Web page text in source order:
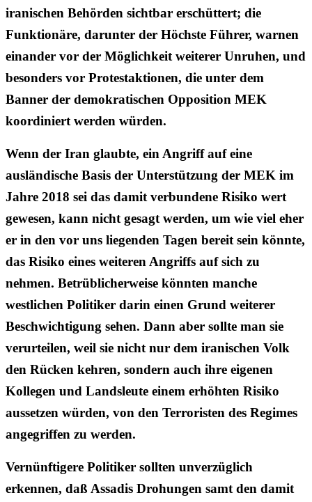
iranischen Behörden sichtbar erschüttert; die
Funktionäre, darunter der Höchste Führer, warnen
einander vor der Möglichkeit weiterer Unruhen, und
besonders vor Protestaktionen, die unter dem
Banner der demokratischen Opposition MEK
koordiniert werden würden.
Wenn der Iran glaubte, ein Angriff auf eine
ausländische Basis der Unterstützung der MEK im
Jahre 2018 sei das damit verbundene Risiko wert
gewesen, kann nicht gesagt werden, um wie viel eher
er in den vor uns liegenden Tagen bereit sein könnte,
das Risiko eines weiteren Angriffs auf sich zu
nehmen. Betrüblicherweise könnten manche
westlichen Politiker darin einen Grund weiterer
Beschwichtigung sehen. Dann aber sollte man sie
verurteilen, weil sie nicht nur dem iranischen Volk
den Rücken kehren, sondern auch ihre eigenen
Kollegen und Landsleute einem erhöhten Risiko
aussetzen würden, von den Terroristen des Regimes
angegriffen zu werden.
Vernünftigere Politiker sollten unverzüglich
erkennen, daß Assadis Drohungen samt den damit